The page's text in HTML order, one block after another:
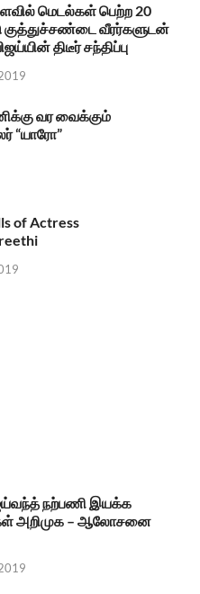
மெடல்கள் பெற்ற 20
குத்துச்சண்டை வீரர்களுடன்
திடீர் சந்திப்பு
வர வைக்கும்
“யாரோ”
of Actress
நற்பணி இயக்க
அறிமுக – ஆலோசனை